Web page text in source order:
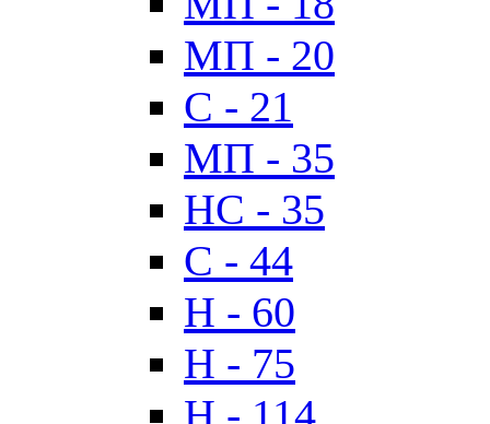
МП - 20
C - 21
МП - 35
HC - 35
C - 44
H - 60
H - 75